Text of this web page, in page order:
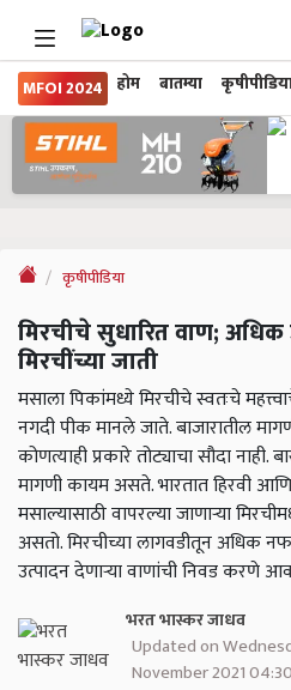
MFOI 2024 होम बातम्या
कृषीपीडिया
मिरचीचे सुधारित वाण; अधिक
मिरचींच्या जाती
मसाला पिकांमध्ये मिरचीचे स्वतःचे
नगदी पीक मानले जाते. बाजारातील
कोणत्याही प्रकारे तोट्याचा सौदा नाही.
मागणी कायम असते. भारतात हिरवी
मसाल्यासाठी वापरल्या जाणाऱ्या
असतो. मिरचीच्या लागवडीतून अधिक
उत्पादन देणाऱ्या वाणांची निवड करणे
भरत भास्कर जाधव
Updated on
November 2021